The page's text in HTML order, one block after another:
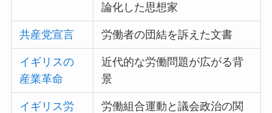
論化した思想家
共産党宣言 労働者の団結を訴えた文書
イギリスの
産業革命
近代的な労働問題が広がる背
景
イギリス労
労働組合運動と議会政治の関